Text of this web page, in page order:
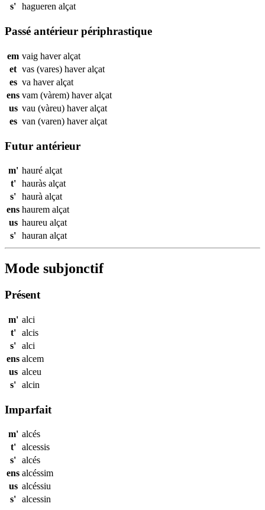
s' hagueren alçat
Passé antérieur périphrastique
em vaig haveralçat
et vas (vares) haveralçat
es va haveralçat
ens vam (vàrem) haveralçat
us vau (vàreu) haveralçat
es van (varen) haveralçat
Futur antérieur
m' hauré alçat
t'
hauràs alçat
s' haurà alçat
ens haurem alçat
us haureu alçat
s' hauran alçat
Mode subjonctif
Présent
m' alci
t'
alcis
s' alci
ens alcem
us alceu
s' alcin
Imparfait
m' alcés
t'
alcessis
s' alcés
ens alcéssim
us alcéssiu
s' alcessin